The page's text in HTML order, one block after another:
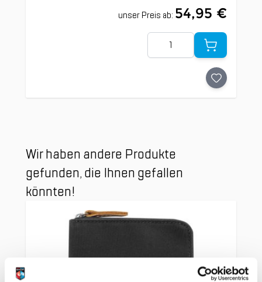
unser Preis ab: 54,95 €
Menge
Clicken, um das Karussell zu überspringen
Wir haben andere Produkte
gefunden, die Ihnen gefallen
könnten!